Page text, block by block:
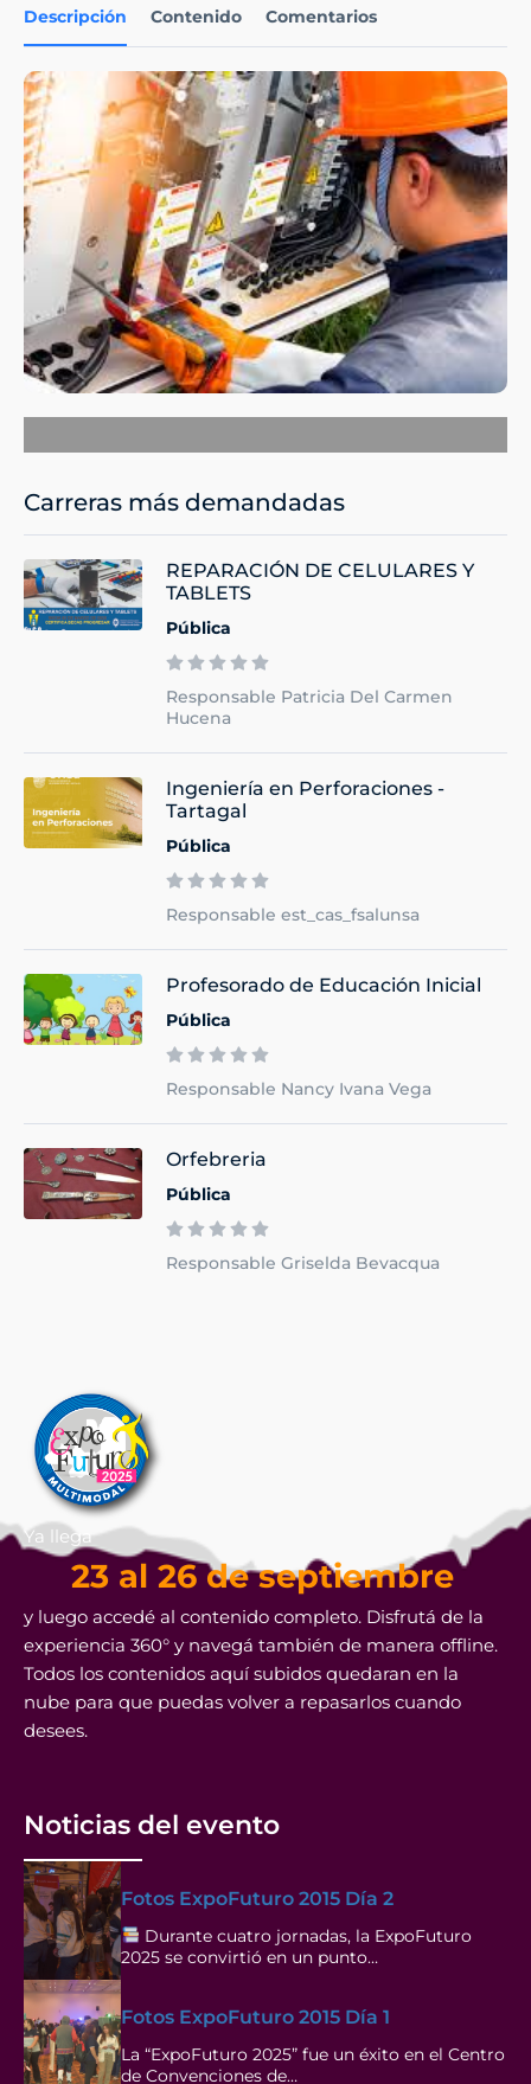
Descripción Contenido Comentarios
Carreras más demandadas
REPARACIÓN DE CELULARES Y
TABLETS
Pública
Responsable Patricia Del Carmen
Hucena
Ingeniería en Perforaciones -
Tartagal
Pública
Responsable est_cas_fsalunsa
Profesorado de Educación Inicial
Pública
Responsable Nancy Ivana Vega
Orfebreria
Pública
Responsable Griselda Bevacqua
Ya llega
23 al 26 de septiembre
y luego accedé al contenido completo. Disfrutá de la
experiencia 360° y navegá también de manera offline.
Todos los contenidos aquí subidos quedaran en la
nube para que puedas volver a repasarlos cuando
desees.
Noticias del evento
Fotos ExpoFuturo 2015 Día 2
Durante cuatro jornadas, la ExpoFuturo
2025 se convirtió en un punto…
Fotos ExpoFuturo 2015 Día 1
La “ExpoFuturo 2025” fue un éxito en el Centro
de Convenciones de…